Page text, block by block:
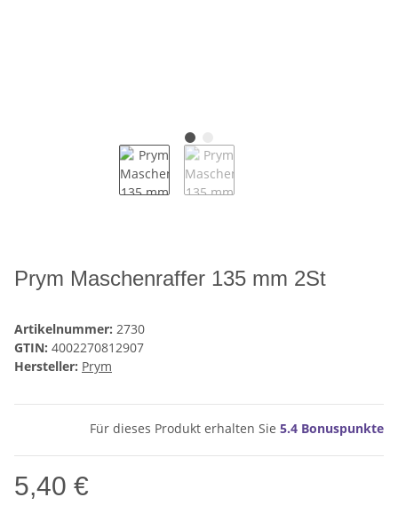
Prym Maschenraffer 135 mm 2St
Artikelnummer: 2730
GTIN: 4002270812907
Hersteller: Prym
Für dieses Produkt erhalten Sie 5.4 Bonuspunkte
5,40 €